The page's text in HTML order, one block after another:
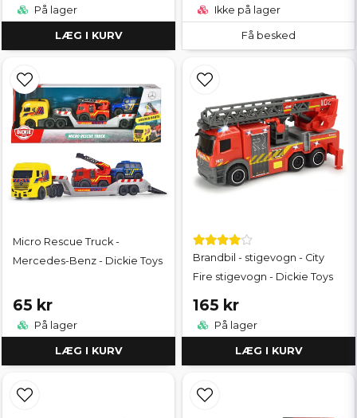
På lager
LÆG I KURV
Ikke på lager
Få besked
Micro Rescue Truck -
Mercedes-Benz - Dickie Toys
65 kr
På lager
LÆG I KURV
Brandbil - stigevogn - City
Fire stigevogn - Dickie Toys
165 kr
På lager
LÆG I KURV